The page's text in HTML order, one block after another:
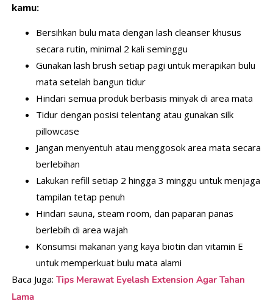
kamu:
Bersihkan bulu mata dengan lash cleanser khusus
secara rutin, minimal 2 kali seminggu
Gunakan lash brush setiap pagi untuk merapikan bulu
mata setelah bangun tidur
Hindari semua produk berbasis minyak di area mata
Tidur dengan posisi telentang atau gunakan silk
pillowcase
Jangan menyentuh atau menggosok area mata secara
berlebihan
Lakukan refill setiap 2 hingga 3 minggu untuk menjaga
tampilan tetap penuh
Hindari sauna, steam room, dan paparan panas
berlebih di area wajah
Konsumsi makanan yang kaya biotin dan vitamin E
untuk memperkuat bulu mata alami
Baca Juga: Tips Merawat Eyelash Extension Agar Tahan
Lama